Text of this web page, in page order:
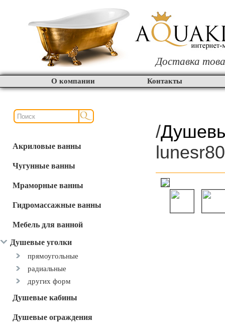
Доставка
О компании Контакты
Акриловые ванны
Чугунные ванны
Мраморные ванны
Гидромассажные ванны
Мебель для ванной
Душевые уголки
прямоугольные
радиальные
других форм
Душевые кабины
Душевые ограждения
/